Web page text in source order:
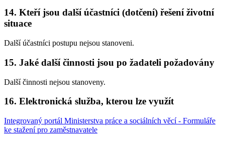
14. Kteří jsou další účastníci (dotčení) řešení životní
situace
Další účastníci postupu nejsou stanoveni.
15. Jaké další činnosti jsou po žadateli požadovány
Další činnosti nejsou stanoveny.
16. Elektronická služba, kterou lze využít
Integrovaný portál Ministerstva práce a sociálních věcí - Formuláře
ke stažení pro zaměstnavatele